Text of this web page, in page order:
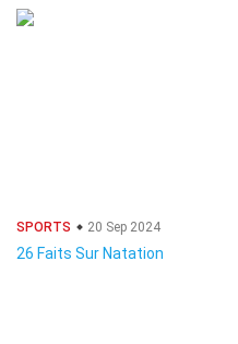
SPORTS 20 Sep 2024
26 Faits Sur Natation